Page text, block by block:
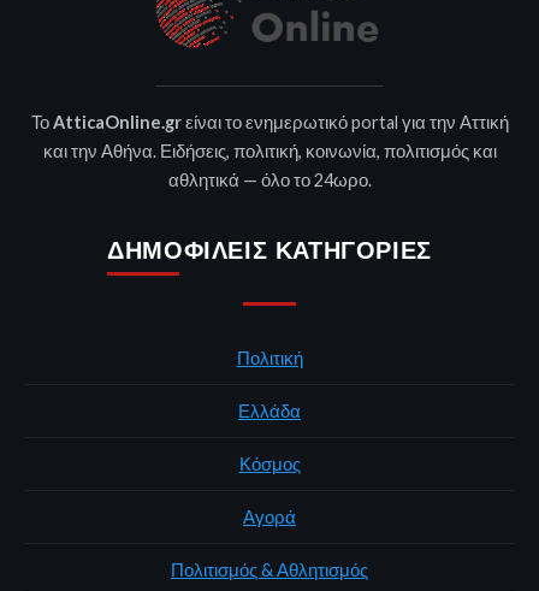
ΤοAtticaOnline.grείναι το ενημερωτικό portal για την Αττική
και την Αθήνα. Ειδήσεις, πολιτική, κοινωνία, πολιτισμός και
αθλητικά — όλο το 24ωρο.
ΔΗΜΟΦΙΛΕΊΣ ΚΑΤΗΓΟΡΊΕΣ
Πολιτική
Ελλάδα
Κόσμος
Αγορά
Πολιτισμός & Αθλητισμός